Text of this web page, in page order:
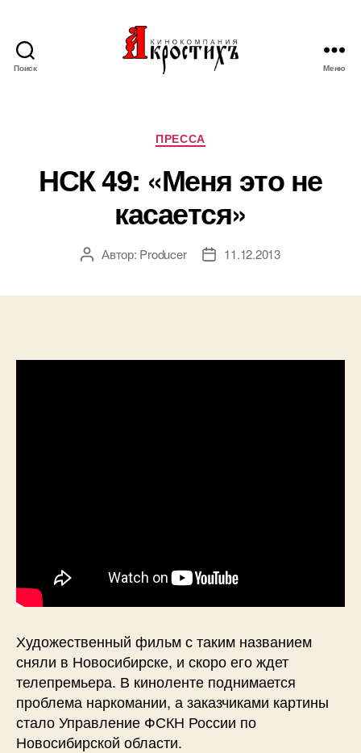
Поиск Меню
Рубрики
ПРЕССА
НСК 49: «Меня это не
касается»
АвторАвтор: Producer
Дата11.12.2013
Художественный фильм с таким названием
сняли в Новосибирске, и скоро его ждет
телепремьера. В киноленте поднимается
проблема наркомании, а заказчиками картины
стало Управление ФСКН России по
Новосибирской области.